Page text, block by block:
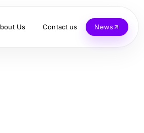
Us Contact us News